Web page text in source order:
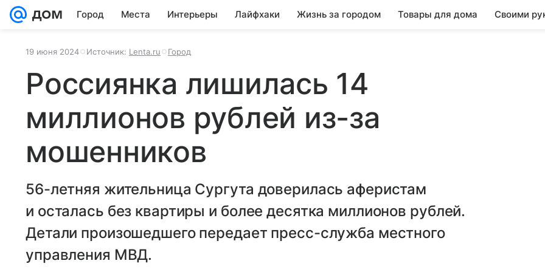
Город Места Интерьеры Лайфхаки Жизнь за городом Товары для дома Своими
19 июня 2024 Источник: Lenta.ru Город
Россиянка лишилась 14
миллионов рублей из-за
мошенников
56-летняя жительница Сургута доверилась аферистам
и осталась без квартиры и более десятка миллионов рублей.
Детали произошедшего передает пресс-служба местного
управления МВД.